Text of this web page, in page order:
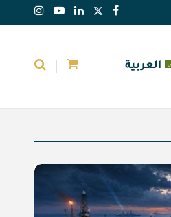
العربية